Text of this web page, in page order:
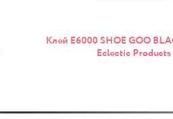
Клей E6000 SHOE GOO
Eclectic Products